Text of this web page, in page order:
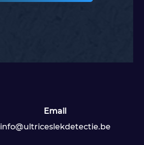
Email
info@ultriceslekdetectie.be